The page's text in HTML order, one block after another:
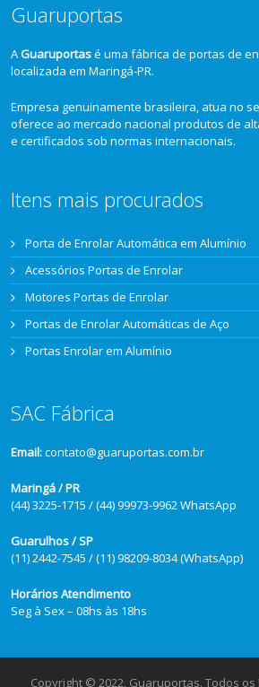
Guaruportas
AGuaruportasé uma fábrica de portas de
localizada em Maringá-PR.
Empresa genuinamente brasileira, atua no
oferece ao mercado nacional produtos de
e certificados sob normas internacionais.
Itens mais procurados
Porta de Enrolar Automática em Alumínio
Acessórios Portas de Enrolar
Motores Portas de Enrolar
Portas de Enrolar Automáticas de Aço
Portas Enrolar em Alumínio
SAC Fábrica
Email:contato@guaruportas.com.br
Maringá / PR
(44) 3225-1715 / (44) 99973-9962 WhatsApp
Guarulhos / SP
(11) 2442-7545 / (11) 98209-8034 (WhatsApp)
Horários Atendimento
Seg à Sex – 08hs às 18hs
Copyright © 2022, Guaruportas. Todos